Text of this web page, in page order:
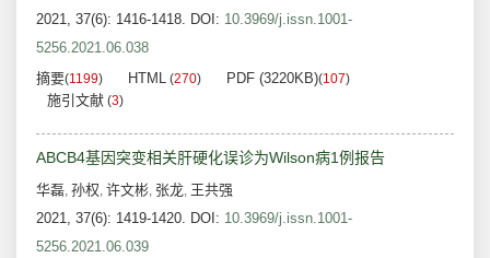
2021, 37(6): 1416-1418. DOI: 10.3969/j.issn.1001-
5256.2021.06.038
摘要(1199) HTML (270) PDF (3220KB)(107)
施引文献 (3)
ABCB4基因突变相关肝硬化误诊为Wilson病1例报告
华磊, 孙权, 许文彬, 张龙, 王共强
2021, 37(6): 1419-1420. DOI: 10.3969/j.issn.1001-
5256.2021.06.039